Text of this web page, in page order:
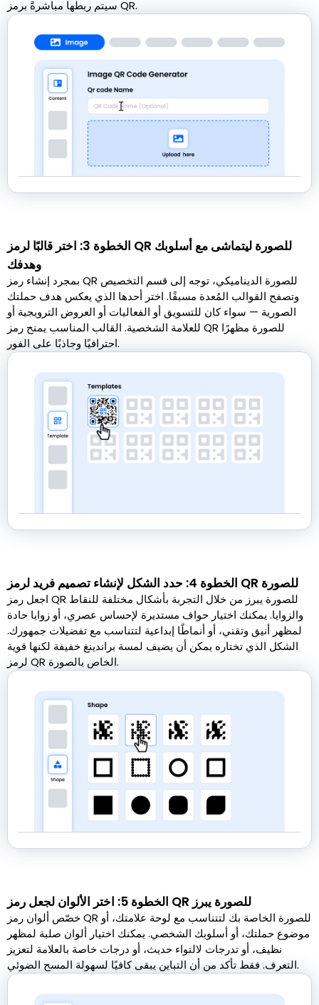
سيتم ربطها مباشرةً برمز QR.
الخطوة 3: اختر قالبًا لرمز QR للصورة ليتماشى مع أسلوبك
وهدفك
بمجرد إنشاء رمز QR للصورة الديناميكي، توجه إلى قسم التخصيص
وتصفح القوالب المُعدة مسبقًا. اختر أحدها الذي يعكس هدف حملتك
الصورية — سواء كان للتسويق أو الفعاليات أو العروض الترويجية أو
للعلامة الشخصية. القالب المناسب يمنح رمز QR للصورة مظهرًا
احترافيًا وجاذبًا على الفور.
الخطوة 4: حدد الشكل لإنشاء تصميم فريد لرمز QR للصورة
اجعل رمز QR للصورة يبرز من خلال التجربة بأشكال مختلفة للنقاط
والزوايا. يمكنك اختيار حواف مستديرة لإحساس عصري، أو زوايا حادة
لمظهر أنيق وتقني، أو أنماطًا إبداعية لتتناسب مع تفضيلات جمهورك.
الشكل الذي تختاره يمكن أن يضيف لمسة براندينغ خفيفة لكنها قوية
لرمز QR الخاص بالصورة.
الخطوة 5: اختر الألوان لجعل رمز QR للصورة يبرز
خصّص ألوان رمز QR للصورة الخاصة بك لتتناسب مع لوحة علامتك، أو
موضوع حملتك، أو أسلوبك الشخصي. يمكنك اختيار ألوان صلبة لمظهر
نظيف، أو تدرجات لالتواء حديث، أو درجات خاصة بالعلامة لتعزيز
التعرف. فقط تأكد من أن التباين يبقى كافيًا لسهولة المسح الضوئي.